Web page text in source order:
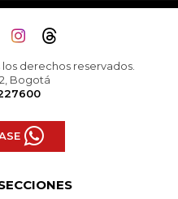
derechos reservados.
Bogotá